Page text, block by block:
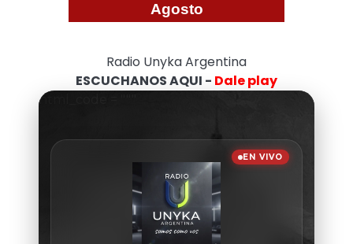
Agosto
Radio Unyka Argentina
ESCUCHANOS AQUI - Dale play